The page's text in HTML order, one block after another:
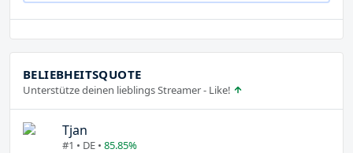
BELIEBHEITSQUOTE
Unterstütze deinen lieblings Streamer - Like!
Tjan
#1 • DE • 85.85%